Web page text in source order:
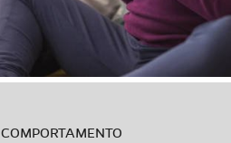
COMPORTAMENTO